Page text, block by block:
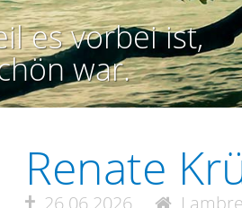
es vorbei ist,
war.
Renate
26.06.2026